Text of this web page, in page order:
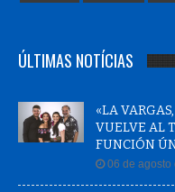
ÚLTIMAS NOTÍCIAS
«LA
VUELVE AL
FUNCIÓN
06 de agosto